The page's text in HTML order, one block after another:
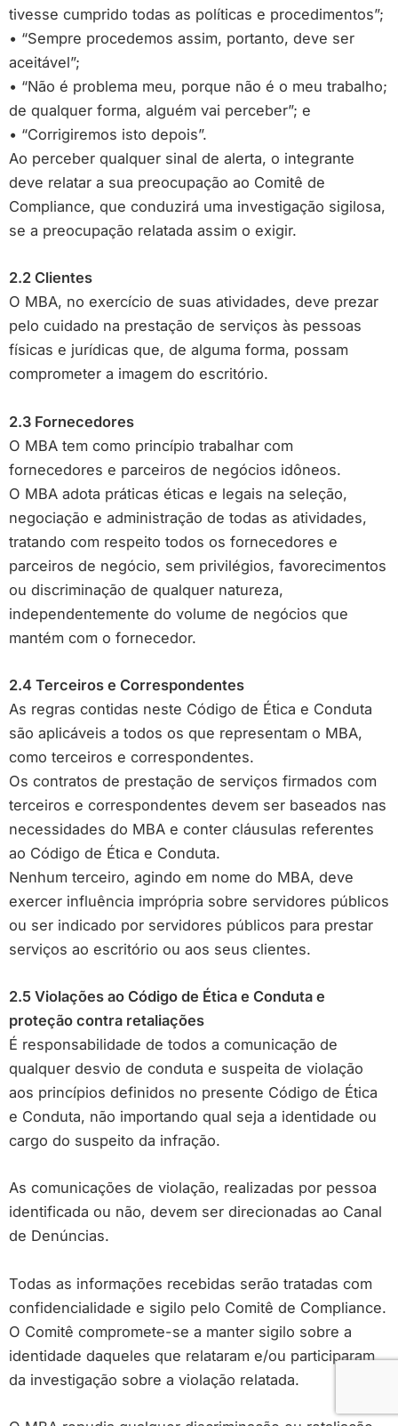
tivesse cumprido todas as políticas e procedimentos”;
• “Sempre procedemos assim, portanto, deve ser
aceitável”;
• “Não é problema meu, porque não é o meu trabalho;
de qualquer forma, alguém vai perceber”; e
• “Corrigiremos isto depois”.
Ao perceber qualquer sinal de alerta, o integrante
deve relatar a sua preocupação ao Comitê de
Compliance, que conduzirá uma investigação sigilosa,
se a preocupação relatada assim o exigir.
2.2 Clientes
O MBA, no exercício de suas atividades, deve prezar
pelo cuidado na prestação de serviços às pessoas
físicas e jurídicas que, de alguma forma, possam
comprometer a imagem do escritório.
2.3 Fornecedores
O MBA tem como princípio trabalhar com
fornecedores e parceiros de negócios idôneos.
O MBA adota práticas éticas e legais na seleção,
negociação e administração de todas as atividades,
tratando com respeito todos os fornecedores e
parceiros de negócio, sem privilégios, favorecimentos
ou discriminação de qualquer natureza,
independentemente do volume de negócios que
mantém com o fornecedor.
2.4 Terceiros e Correspondentes
As regras contidas neste Código de Ética e Conduta
são aplicáveis a todos os que representam o MBA,
como terceiros e correspondentes.
Os contratos de prestação de serviços firmados com
terceiros e correspondentes devem ser baseados nas
necessidades do MBA e conter cláusulas referentes
ao Código de Ética e Conduta.
Nenhum terceiro, agindo em nome do MBA, deve
exercer influência imprópria sobre servidores públicos
ou ser indicado por servidores públicos para prestar
serviços ao escritório ou aos seus clientes.
2.5 Violações ao Código de Ética e Conduta e
proteção contra retaliações
É responsabilidade de todos a comunicação de
qualquer desvio de conduta e suspeita de violação
aos princípios definidos no presente Código de Ética
e Conduta, não importando qual seja a identidade ou
cargo do suspeito da infração.
As comunicações de violação, realizadas por pessoa
identificada ou não, devem ser direcionadas ao Canal
de Denúncias.
Todas as informações recebidas serão tratadas com
confidencialidade e sigilo pelo Comitê de Compliance.
O Comitê compromete-se a manter sigilo sobre a
identidade daqueles que relataram e/ou participaram
da investigação sobre a violação relatada.